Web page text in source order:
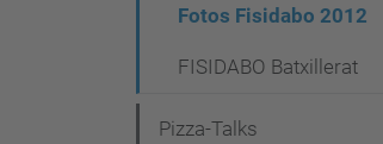
Fotos Fisidabo 2012
FISIDABO Batxillerat
Pizza-Talks